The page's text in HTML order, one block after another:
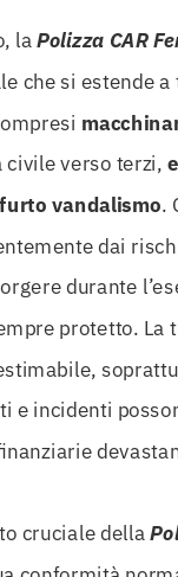
laPolizza CAR
che si estende
verso terzi,
furto vandalismo.
dai
durante
protetto. La
e incidenti
cruciale della